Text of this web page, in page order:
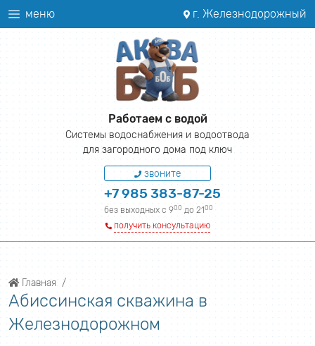
меню г. Железнодорожный
Работаем с водой
Системы водоснабжения и водоотвода
для загородного дома под ключ
звоните
+7 985 383-87-25
без выходных с 900 до 2100
получить консультацию
Главная
Абиссинская скважина в
Железнодорожном